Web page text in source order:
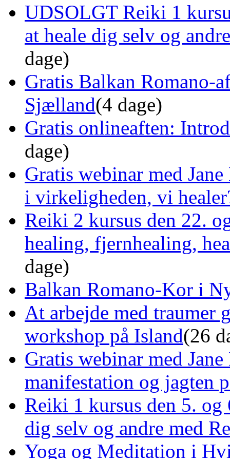
UDSOLGT Reiki 1
at heale dig selv og
dage)
Gratis Balkan Romano-
Sjælland(4 dage)
Gratis onlineaften:
dage)
Gratis webinar med
i virkeligheden, vi
Reiki 2 kursus den 22.
healing, fjernhealing,
dage)
Balkan Romano-Kor i
At arbejde med traumer
workshop på Island(26
Gratis webinar med
manifestation og jagten
Reiki 1 kursus den 5.
dig selv og andre med
Yoga og Meditation i